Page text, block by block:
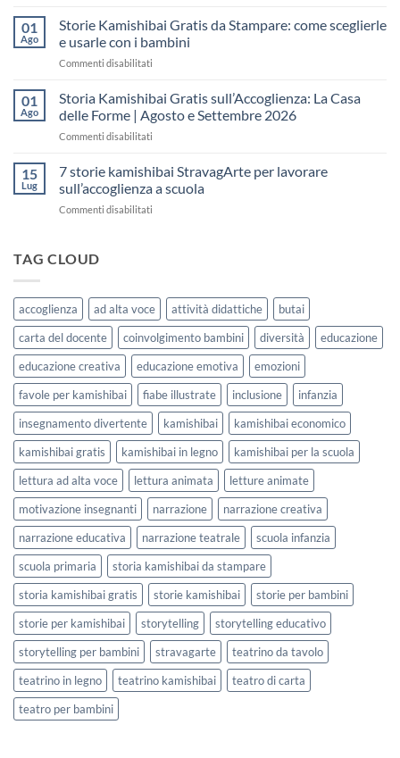
il
“fare
una
lezione
Kamishibai
per
dell’Accoglienza:
Giorni
01
Ago
Storie Kamishibai Gratis da Stampare: come sceglierle
e usarle con i bambini
Commenti disabilitati
Kamishibai
da
sceglierle
01
Ago
Storia Kamishibai Gratis sull’Accoglienza: La Casa
delle Forme | Agosto e Settembre 2026
Commenti disabilitati
Kamishibai
sull’Accoglienza:
Settembre
2026
15
Lug
7 storie kamishibai StravagArte per lavorare
sull’accoglienza a scuola
Commenti disabilitati
lavorare
sull’accoglienza
a
scuola
TAG CLOUD
accoglienza ad alta voce attività didattiche
butai
carta del docente
coinvolgimento bambini diversità
educazione
educazione creativa
educazione emotiva
emozioni
favole per kamishibai
fiabe illustrate inclusione
infanzia
insegnamento divertente
kamishibai
kamishibai economico
kamishibai gratis
kamishibai in legno
kamishibai per la scuola
lettura ad alta voce
lettura animata
letture animate
motivazione insegnanti
narrazione
narrazione creativa
narrazione educativa
narrazione teatrale
scuola infanzia
scuola primaria
storia kamishibai da stampare
storia kamishibai gratis
storie kamishibai
storie per bambini
storie per kamishibai
storytelling
storytelling educativo
storytelling per bambini
stravagarte
teatrino da tavolo
teatrino in legno
teatrino kamishibai
teatro di carta
teatro per bambini